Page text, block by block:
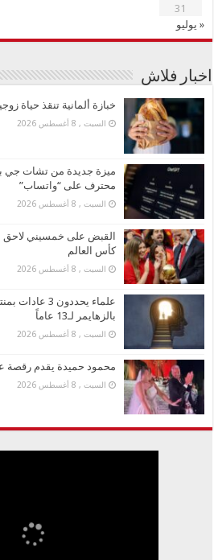
31
« يوليو
اخبار فلاش
خبازة ألمانية تنقذ حياة
السبت , 8 أغسطس 2026
ميزة جديدة من تشات جي
محترف على “واتساب”
السبت , 8 أغسطس 2026
القبض على خمسيني لاحق
كأس العالم
السبت , 8 أغسطس 2026
علماء يحددون
بالزهايمر لـ13 عاماً
السبت , 8 أغسطس 2026
محمود حميدة يقدم رقصة عمرها 32 عاماً في
السبت , 8 أغسطس 2026